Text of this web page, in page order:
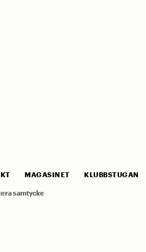
MAGASINET KLUBBSTUGAN
samtycke